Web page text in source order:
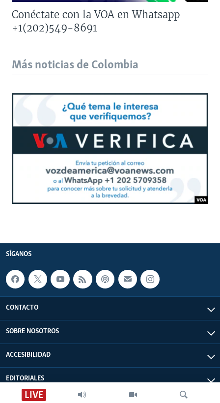
LIVE
Conéctate con la VOA en Whatsapp
+1(202)549-8691
Más noticias de Colombia
SÍGANOS
CONTACTO
SOBRE NOSOTROS
ACCESIBILIDAD
EDITORIALES